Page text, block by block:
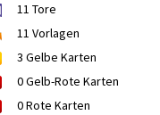
11 Tore
11 Vorlagen
3 Gelbe Karten
0Gelb-Rote Karten
0Rote Karten